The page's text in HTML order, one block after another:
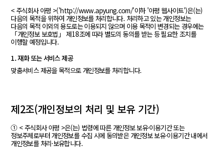
< 주식회사 아평 >('http://www.apyung.com/'이하 '아평 웹사이트')은(는)
다음의 목적을 위하여 개인정보를 처리합니다. 처리하고 있는 개인정보는
다음의 목적 이외의 용도로는 이용되지 않으며 이용 목적이 변경되는 경우에는
「개인정보 보호법」 제18조에 따라 별도의 동의를 받는 등 필요한 조치를
이행할 예정입니다.
1. 재화 또는 서비스 제공
맞춤서비스 제공을 목적으로 개인정보를 처리합니다.
제2조(개인정보의 처리 및 보유 기간)
① < 주식회사 아평 >은(는) 법령에 따른 개인정보 보유·이용기간 또는
정보주체로부터 개인정보를 수집 시에 동의받은 개인정보 보유·이용기간 내에서
개인정보를 처리·보유합니다.